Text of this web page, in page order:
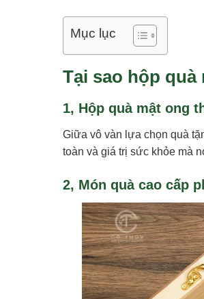
Mục lục
Tại sao hộp
1, Hộp quà mật ong
Giữa vô vàn lựa chọn quà
toàn và giá trị sức khỏe mà
2, Món quà cao cấp